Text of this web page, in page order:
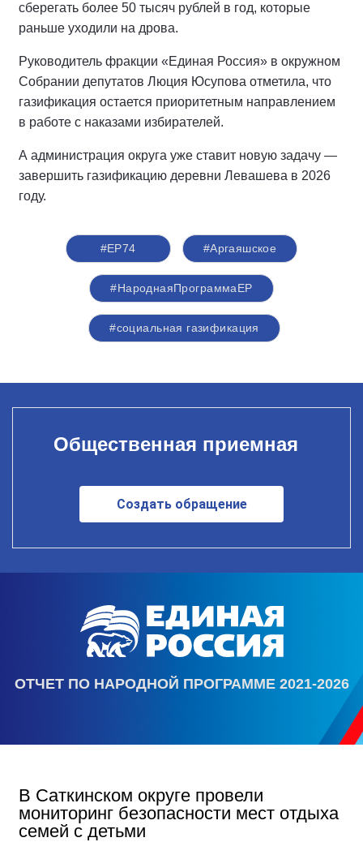
сберегать более 50 тысяч рублей в год, которые
раньше уходили на дрова.
Руководитель фракции «Единая Россия» в окружном
Собрании депутатов Люция Юсупова отметила, что
газификация остается приоритетным направлением
в работе с наказами избирателей.
А администрация округа уже ставит новую задачу —
завершить газификацию деревни Левашева в 2026
году.
#ЕР74 #Аргаяшское
#НароднаяПрограммаЕР
#социальная газификация
Общественная приемная
Создать обращение
ОТЧЕТ ПО НАРОДНОЙ ПРОГРАММЕ 2021-2026
В Саткинском округе провели
мониторинг безопасности мест отдыха
семей с детьми